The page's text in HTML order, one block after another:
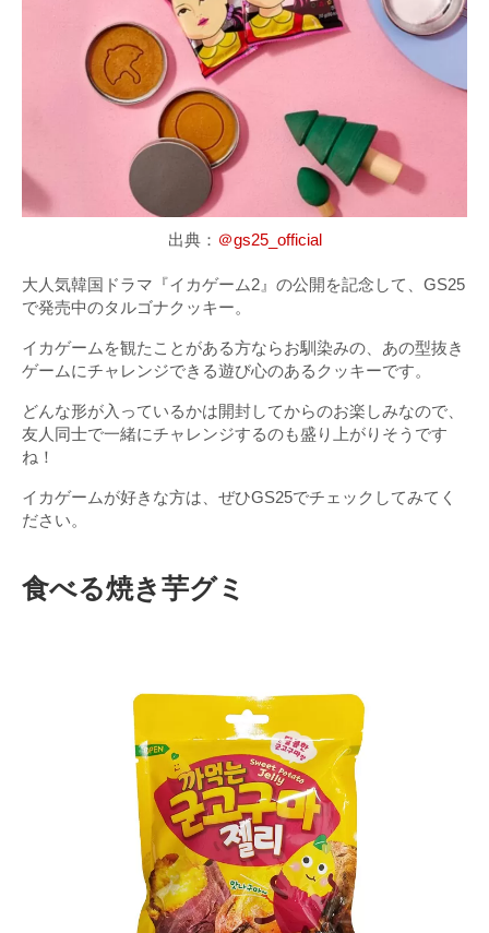
出典： ＠gs25_official
大人気韓国ドラマ『イカゲーム2』の公開を記念して、GS25
で発売中のタルゴナクッキー。
イカゲームを観たことがある方ならお馴染みの、あの型抜き
ゲームにチャレンジできる遊び心のあるクッキーです。
どんな形が入っているかは開封してからのお楽しみなので、
友人同士で一緒にチャレンジするのも盛り上がりそうです
ね！
イカゲームが好きな方は、ぜひGS25でチェックしてみてく
ださい。
食べる焼き芋グミ